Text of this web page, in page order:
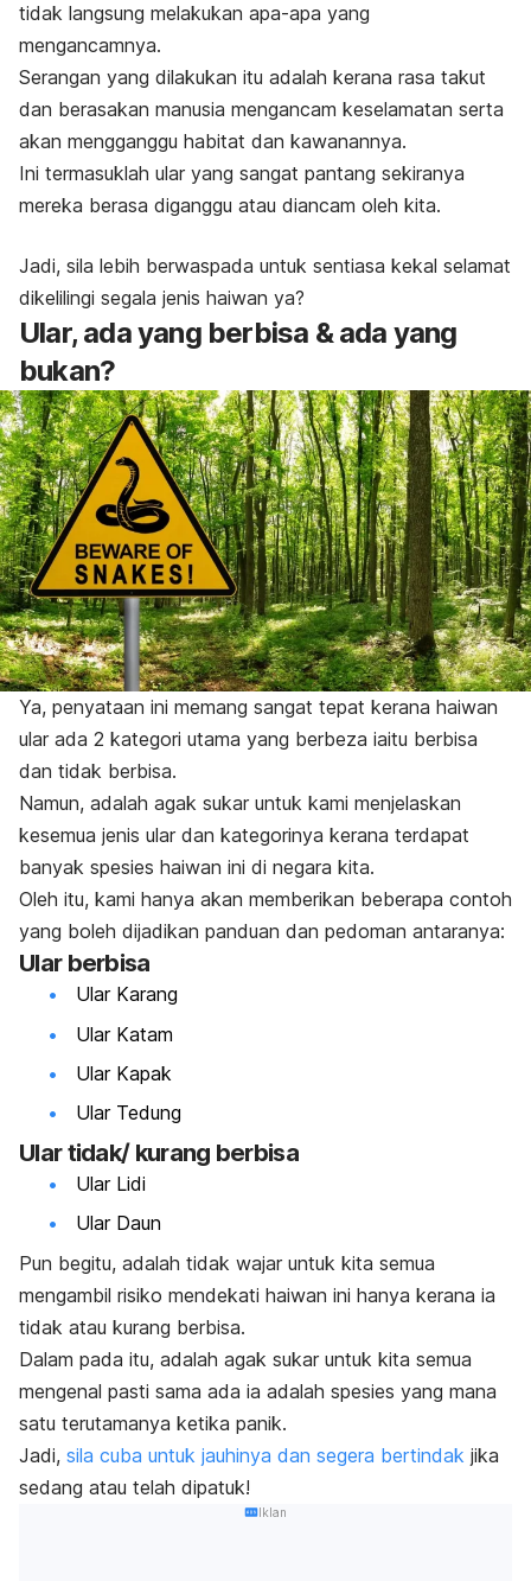
tidak langsung melakukan apa-apa yang
mengancamnya.
Serangan yang dilakukan itu adalah kerana rasa takut
dan berasakan manusia mengancam keselamatan serta
akan mengganggu habitat dan kawanannya.
Ini termasuklah ular yang sangat pantang sekiranya
mereka berasa diganggu atau diancam oleh kita.
Jadi, sila lebih berwaspada untuk sentiasa kekal selamat
dikelilingi segala jenis haiwan ya?
Ular, ada yang berbisa & ada yang
bukan?
Ya, penyataan ini memang sangat tepat kerana haiwan
ular ada 2 kategori utama yang berbeza iaitu berbisa
dan tidak berbisa.
Namun, adalah agak sukar untuk kami menjelaskan
kesemua jenis ular dan kategorinya kerana terdapat
banyak spesies haiwan ini di negara kita.
Oleh itu, kami hanya akan memberikan beberapa contoh
yang boleh dijadikan panduan dan pedoman antaranya:
Ular berbisa
Ular Karang
Ular Katam
Ular Kapak
Ular Tedung
Ular tidak/ kurang berbisa
Ular Lidi
Ular Daun
Pun begitu, adalah tidak wajar untuk kita semua
mengambil risiko mendekati haiwan ini hanya kerana ia
tidak atau kurang berbisa.
Dalam pada itu, adalah agak sukar untuk kita semua
mengenal pasti sama ada ia adalah spesies yang mana
satu terutamanya ketika panik.
Jadi, sila cuba untuk jauhinya dan segera bertindak jika
sedang atau telah dipatuk!
Iklan